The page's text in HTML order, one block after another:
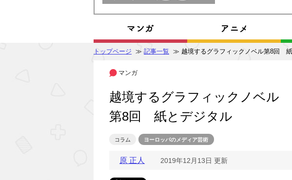
トップページ ≫ 記事一覧 ≫ 越境するグラフィックノベル第8回
マンガ
越境するグラフィックノベル
第8回 紙とデジタル
コラム ヨーロッパのメディア芸術
原 正人 2019年12月13日 更新